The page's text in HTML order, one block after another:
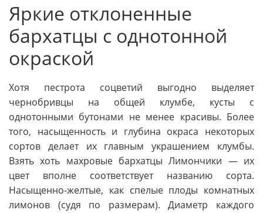
Яркие отклоненные
бархатцы с однотонной
окраской
Хотя пестрота соцветий выгодно выделяет
чернобривцы на общей клумбе, кусты с
однотонными бутонами не менее красивы. Более
того, насыщенность и глубина окраса некоторых
сортов делает их главным украшением клумбы.
Взять хоть махровые бархатцы Лимончики — их
цвет вполне соответствует названию сорта.
Насыщенно-желтые, как спелые плоды комнатных
лимонов (судя по размерам). Диаметр каждого